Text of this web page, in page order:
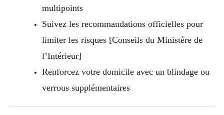
multipoints
Suivez les recommandations officielles pour
limiter les risques [Conseils du Ministère de
l’Intérieur]
Renforcez votre domicile avec un blindage ou
verrous supplémentaires